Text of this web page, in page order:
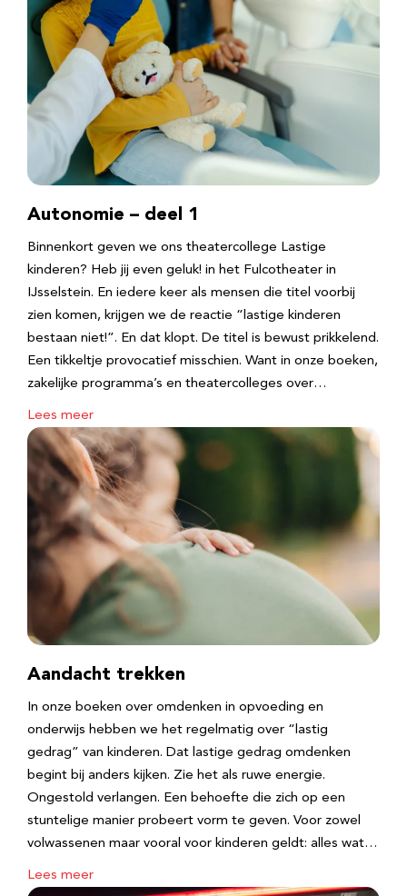
Autonomie – deel 1
Binnenkort geven we ons theatercollege Lastige
kinderen? Heb jij even geluk! in het Fulcotheater in
IJsselstein. En iedere keer als mensen die titel voorbij
zien komen, krijgen we de reactie “lastige kinderen
bestaan niet!”. En dat klopt. De titel is bewust prikkelend.
Een tikkeltje provocatief misschien. Want in onze boeken,
zakelijke programma’s en theatercolleges over…
Lees meer
Aandacht trekken
In onze boeken over omdenken in opvoeding en
onderwijs hebben we het regelmatig over “lastig
gedrag” van kinderen. Dat lastige gedrag omdenken
begint bij anders kijken. Zie het als ruwe energie.
Ongestold verlangen. Een behoefte die zich op een
stuntelige manier probeert vorm te geven. Voor zowel
volwassenen maar vooral voor kinderen geldt: alles wat…
Lees meer